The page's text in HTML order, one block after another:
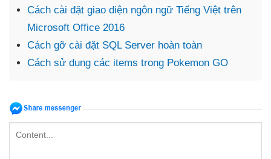
Cách cài đặt giao diện ngôn ngữ Tiếng Việt trên
Microsoft Office 2016
Cách gỡ cài đặt SQL Server hoàn toàn
Cách sử dụng các items trong Pokemon GO